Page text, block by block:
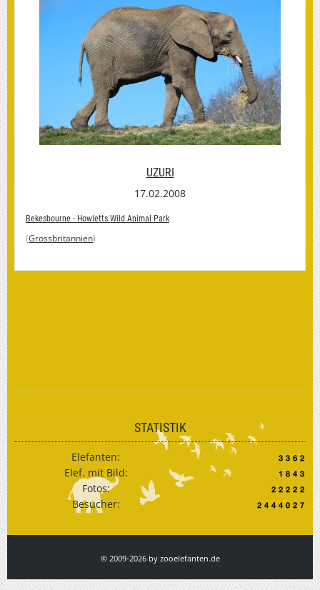
UZURI
17.02.2008
Bekesbourne - Howletts Wild Animal Park
(Grossbritannien)
STATISTIK
Elefanten:
Elef. mit Bild:
Fotos:
Besucher:
© 2009-2026 by zooelefanten.de